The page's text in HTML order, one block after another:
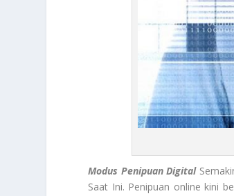
Modus Penipuan Digital
Saat Ini. Penipuan online kini